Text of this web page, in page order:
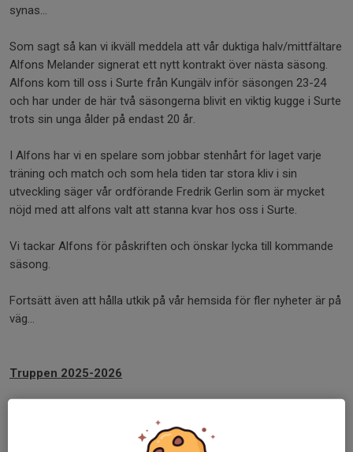
synas...
Som sagt så kan vi ikväll meddela att vår duktiga halv/mittfältare
Alfons Melander signerat ett nytt kontrakt över nästa säsong.
Alfons kom till oss i Surte från Kungälv inför säsongen 23-24
och har under de här två säsongerna blivit en viktig kugge i Surte
trots sin unga ålder på endast 20 år.
I Alfons har vi en spelare som jobbar stenhårt för laget varje
träning och match och som hela tiden tar stora kliv i sin
utveckling säger vår ordförande Fredrik Gerlin som är mycket
nöjd med att alfons valt att stanna kvar hos oss i Surte.
Vi tackar Alfons för påskriften och önskar lycka till kommande
säsong.
Fortsätt även att hålla utkik på vår hemsida för fler nyheter är på
väg...
Truppen 2025-2026
Andreas Kihlvall Huvudtränare